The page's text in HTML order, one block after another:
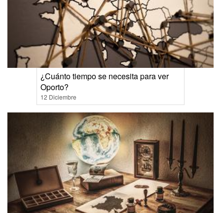
¿Cuánto tiempo se necesita para ver
Oporto?
12 Diciembre